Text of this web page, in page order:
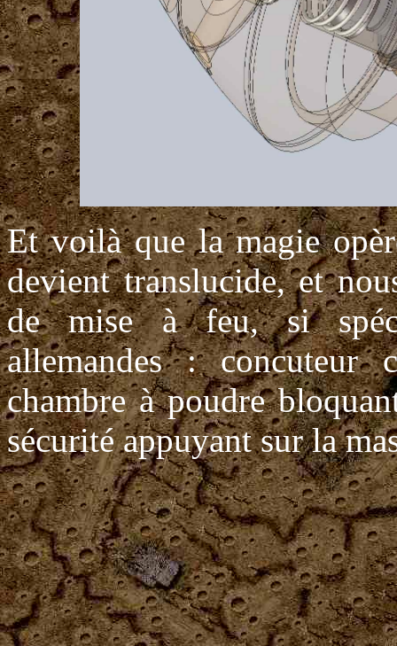
Et voilà que la magie
devient translucide, et
de mise à feu, si
allemandes :
chambre à poudre
sécurité appuyant sur la